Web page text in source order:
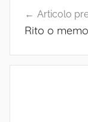
articoli
Articolo
Rito o